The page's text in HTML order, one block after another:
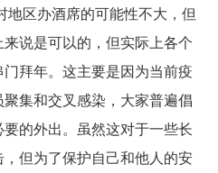
区办酒席的可能性不大，但
说是可以的，但实际上各个
拜年。这主要是因为当前疫
集和交叉感染，大家普遍倡
的外出。虽然这对于一些长
但为了保护自己和他人的安